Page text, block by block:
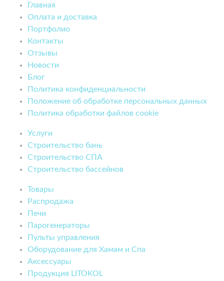
Главная
Оплата и доставка
Портфолио
Контакты
Отзывы
Новости
Блог
Политика конфиденциальности
Положение об обработке персональных данных
Политика обработки файлов cookie
Услуги
Строительство бань
Строительство СПА
Строительство бассейнов
Товары
Распродажа
Печи
Парогенераторы
Пульты управления
Оборудование для Хамам и Спа
Аксессуары
Продукция LITOKOL